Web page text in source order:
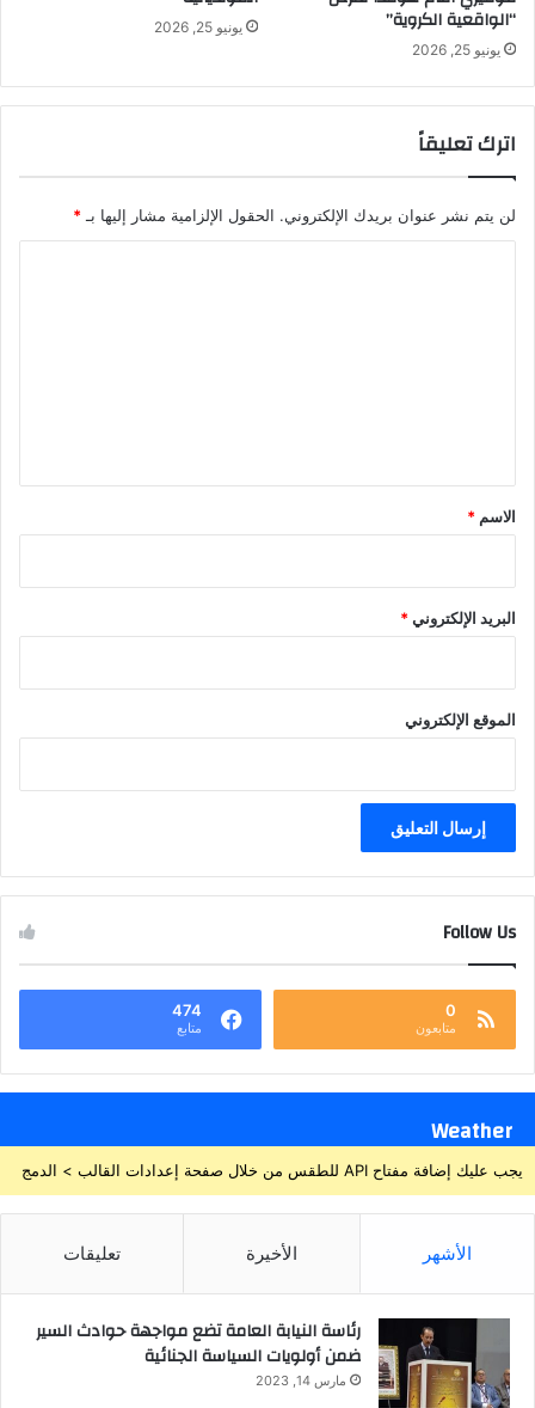
“الواقعية الكروية”
يونيو 25, 2026
يونيو 25, 2026
اترك تعليقاً
لن يتم نشر عنوان بريدك الإلكتروني. الحقول الإلزامية مشار إليها بـ *
*
الاسم *
البريد الإلكتروني*
الموقع الإلكتروني
Follow Us
0
متابعون
474
متابع
Weather
يجب عليك إضافة مفتاح API للطقس من خلال صفحة إعدادات القالب > الدمج
الأشهر الأخيرة تعليقات
رئاسة النيابة العامة تضع مواجهة حوادث السير
ضمن أولويات السياسة الجنائية
مارس 14, 2023